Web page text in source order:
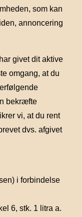
som kan
annoncering
givet dit aktive
omgang, at du
bekræfte
vi, at du rent
dvs. afgivet
i forbindelse
6, stk. 1 litra a.